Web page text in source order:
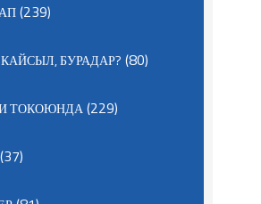
(239)
БУРАДАР? (80)
ТОКОЮНДА(229)
(37)